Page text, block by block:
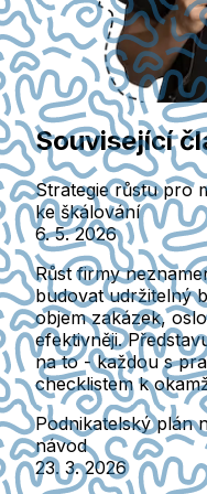
Související
Strategie růstu pro
ke škálování
6. 5. 2026
Růst firmy
budovat udržitelný
objem zakázek,
efektivněji.
na to - každou s
checklistem k
Podnikatelský plán
návod
23. 3. 2026